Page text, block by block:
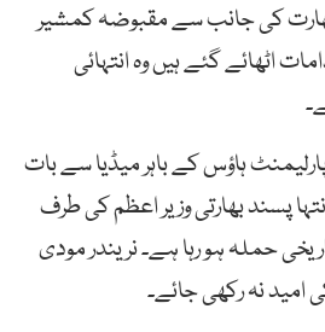
بھارت کی جانب سے مقبوضہ کمشیر
اٹھائے گئے ہیں وہ انتہائی
ہاؤس کے باہر میڈیا سے بات
پسند بھارتی وزیر اعظم کی طرف
حملہ ہو رہا ہے۔ نریندر مودی
نہ رکھی جائے۔